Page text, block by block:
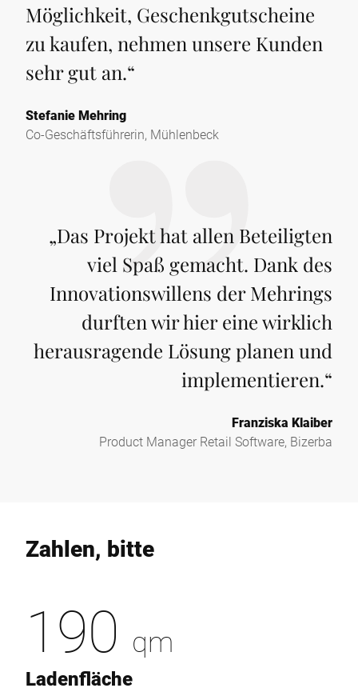
Möglichkeit, Geschenkgutscheine
zu kaufen, nehmen unsere Kunden
sehr gut an.“
Stefanie Mehring
Co-Geschäftsführerin, Mühlenbeck
„Das Projekt hat allen Beteiligten
viel Spaß gemacht. Dank des
Innovationswillens der Mehrings
durften wir hier eine wirklich
herausragende Lösung planen und
implementieren.“
Franziska Klaiber
Product Manager Retail Software, Bizerba
Zahlen, bitte
190 qm
Ladenfläche